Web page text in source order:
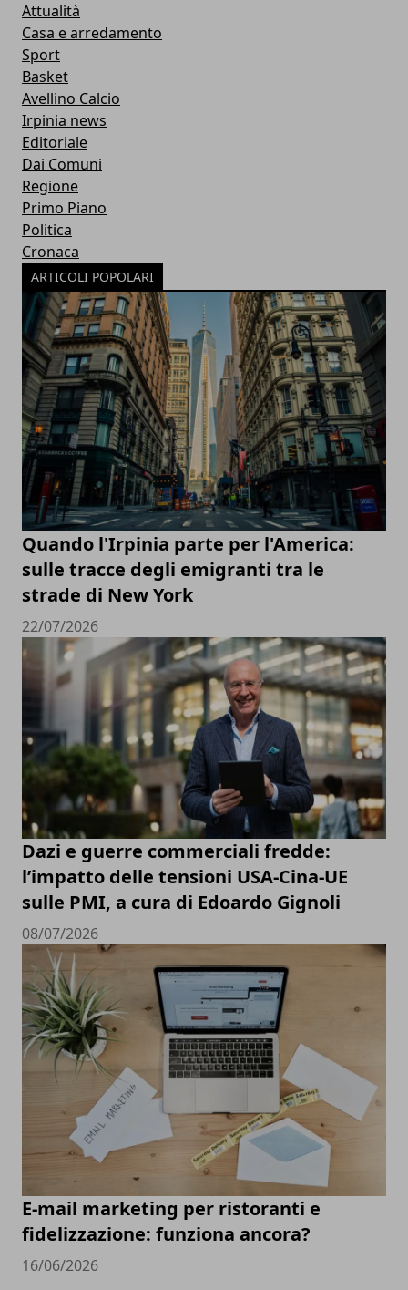
Attualità
Casa e arredamento
Sport
Basket
Avellino Calcio
Irpinia news
Editoriale
Dai Comuni
Regione
Primo Piano
Politica
Cronaca
ARTICOLI POPOLARI
Quando l'Irpinia parte per l'America:
sulle tracce degli emigranti tra le
strade di New York
22/07/2026
Dazi e guerre commerciali fredde:
l’impatto delle tensioni USA-Cina-UE
sulle PMI, a cura di Edoardo Gignoli
08/07/2026
E-mail marketing per ristoranti e
fidelizzazione: funziona ancora?
16/06/2026